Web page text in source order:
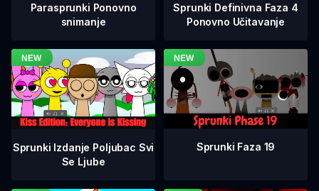
Parasprunki Ponovno
snimanje
Sprunki Definivna Faza 4
Ponovno Učitavanje
Sprunki Izdanje Poljubac Svi
Se Ljube
Sprunki Faza 19